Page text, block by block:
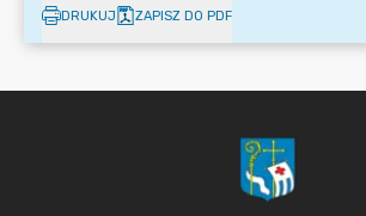
DRUKUJ ZAPISZ DO PDF